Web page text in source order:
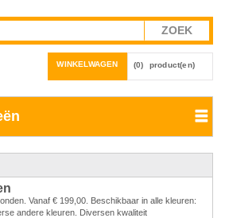
WINKELWAGEN (0) product(en)
Vanaf € 199,00. Beschikbaar in alle kleuren:
andere kleuren. Diversen kwaliteit